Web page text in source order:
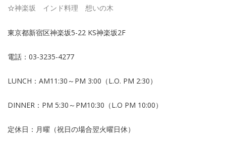
☆神楽坂 インド料理 想いの木
東京都新宿区神楽坂5-22 KS神楽坂2F
電話：03-3235-4277
LUNCH：AM11:30～PM 3:00（L.O. PM 2:30）
DINNER：PM 5:30～PM10:30（L.O PM 10:00）
定休日：月曜（祝日の場合翌火曜日休）